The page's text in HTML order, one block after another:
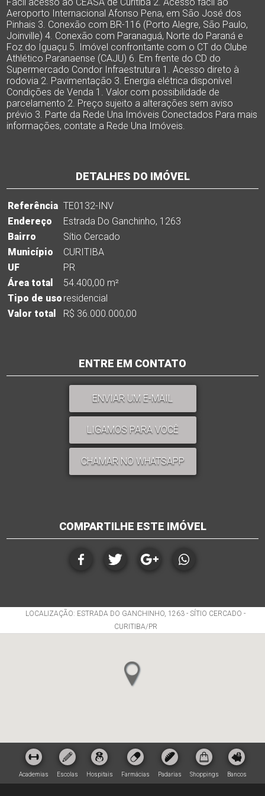
Aeroporto Internacional Afonso Pena, em São José dos
Pinhais 3. Conexão com BR-116 (Porto Alegre, São Paulo,
Joinville) 4. Conexão com Paranaguá, Norte do Paraná e
Foz do Iguaçu 5. Imóvel confrontante com o CT do Clube
Athlético Paranaense (CAJU) 6. Em frente do CD do
Supermercado Condor Infraestrutura 1. Acesso direto à
rodovia 2. Pavimentação 3. Energia elétrica disponível
Condições de Venda 1. Valor com possibilidade de
parcelamento 2. Preço sujeito a alterações sem aviso
prévio 3. Parte da Rede Una Imóveis Conectados Para mais
informações, contate a Rede Una Imóveis.
DETALHES DO IMÓVEL
Referência TE0132-INV
Endereço
Estrada Do Ganchinho, 1263
Bairro
Sítio Cercado
Município
CURITIBA
UF
PR
Área total
54.400,00 m²
Tipo de uso residencial
Valor total
R$ 36.000.000,00
ENTRE EM CONTATO
ENVIAR UM E-MAIL
LIGAMOS PARA VOCÊ
CHAMAR NO WHATSAPP
COMPARTILHE ESTE IMÓVEL
LOCALIZAÇÃO: ESTRADA DO GANCHINHO, 1263 - SÍTIO CERCADO -
CURITIBA/PR
Academias Escolas Hospitais Farmácias Padarias Shoppings Bancos